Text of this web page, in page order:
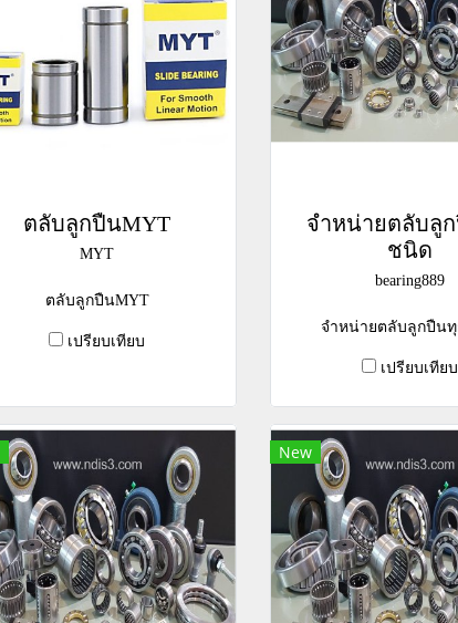
ตลับลูกปืนMYT
MYT
ตลับลูกปืนMYT
เปรียบเทียบ
จำหน่ายตลับลู
ชนิด
bearing889
จำหน่ายตลับลูกปืน
เปรียบเทียบ
New